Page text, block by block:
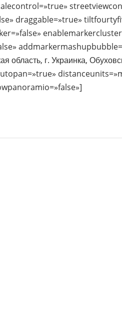
draggable=»true»
область, г. Украинка,